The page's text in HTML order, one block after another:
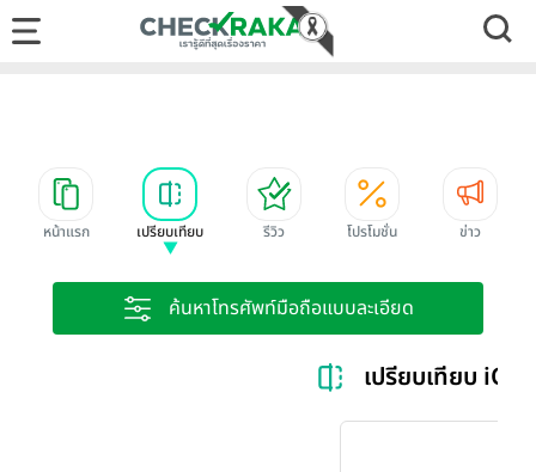
หน้าแรก เปรียบเทียบ รีวิว โปรโมชั่น ข่าว
ค้นหาโทรศัพท์มือถือแบบละเอียด
เปรียบเทียบ